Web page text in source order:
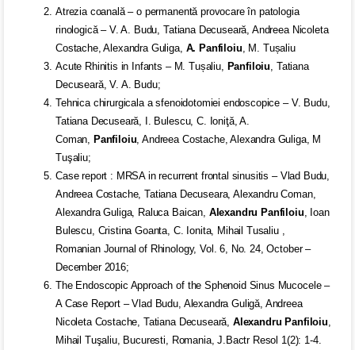
Atrezia coanală – o permanentă provocare în patologia
rinologică – V. A. Budu, Tatiana Decuseară, Andreea Nicoleta
Costache, Alexandra Guliga, A. Panfiloiu, M. Tușaliu
Acute Rhinitis in Infants – M. Tușaliu, Panfiloiu, Tatiana
Decuseară, V. A. Budu;
Tehnica chirurgicala a sfenoidotomiei endoscopice – V. Budu,
Tatiana Decuseară, I. Bulescu, C. Ioniţă, A.
Coman, Panfiloiu, Andreea Costache, Alexandra Guliga, M
Tuşaliu;
Case report : MRSA in recurrent frontal sinusitis – Vlad Budu,
Andreea Costache, Tatiana Decuseara, Alexandru Coman,
Alexandra Guliga, Raluca Baican, Alexandru Panfiloiu, Ioan
Bulescu, Cristina Goanta, C. Ionita, Mihail Tusaliu ,
Romanian Journal of Rhinology, Vol. 6, No. 24, October –
December 2016;
The Endoscopic Approach of the Sphenoid Sinus Mucocele –
A Case Report – Vlad Budu, Alexandra Guligă, Andreea
Nicoleta Costache, Tatiana Decuseară, Alexandru Panfiloiu,
Mihail Tuşaliu, Bucuresti, Romania, J.Bactr Resol 1(2): 1-4.